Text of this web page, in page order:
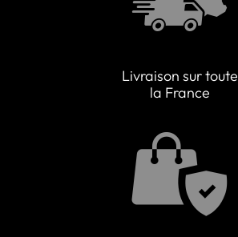
Livraison sur toute
la France